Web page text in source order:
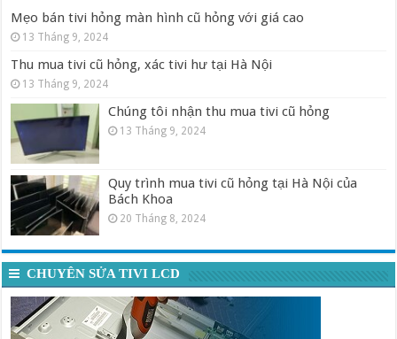
Mẹo bán tivi hỏng màn hình cũ hỏng với giá cao
13 Tháng 9, 2024
Thu mua tivi cũ hỏng, xác tivi hư tại Hà Nội
13 Tháng 9, 2024
Chúng tôi nhận thu mua tivi cũ hỏng
13 Tháng 9, 2024
Quy trình mua tivi cũ hỏng tại Hà Nội của
Bách Khoa
20 Tháng 8, 2024
CHUYÊN SỬA TIVI LCD